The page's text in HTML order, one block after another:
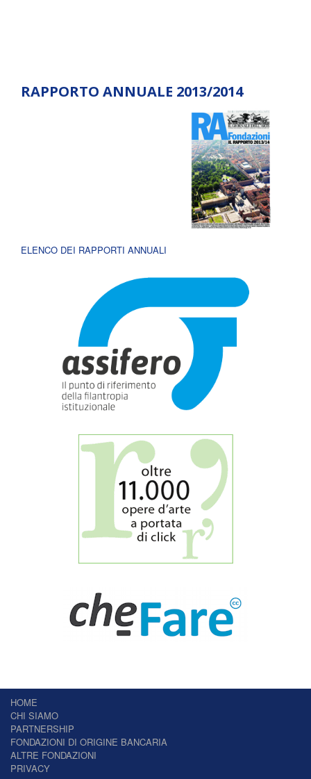
RAPPORTO ANNUALE 2013/2014
ELENCO DEI RAPPORTI ANNUALI
HOME
CHI SIAMO
PARTNERSHIP
FONDAZIONI DI ORIGINE BANCARIA
ALTRE FONDAZIONI
PRIVACY